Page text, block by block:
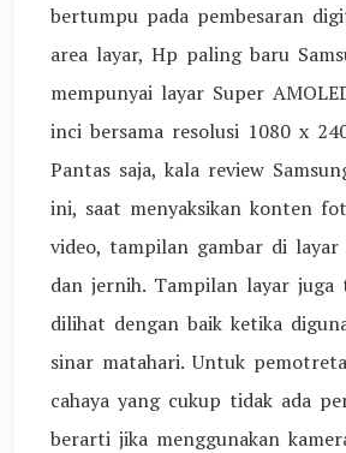
bertumpu pada pembesaran
area layar, Hp paling baru
mempunyai layar Super
inci bersama resolusi 1080 x
Pantas saja, kala review
ini, saat menyaksikan konten
video, tampilan gambar di
dan jernih. Tampilan layar juga
dilihat dengan baik ketika
sinar matahari. Untuk
cahaya yang cukup tidak ada
berarti jika menggunakan